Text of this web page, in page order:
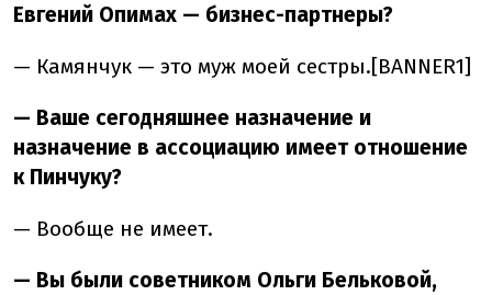
Евгений Опимах — бизнес-партнеры?
— Камянчук — это муж моей сестры.[BANNER1]
— Ваше сегодняшнее назначение и
назначение в ассоциацию имеет отношение
к Пинчуку?
— Вообще не имеет.
— Вы были советником Ольги Бельковой,